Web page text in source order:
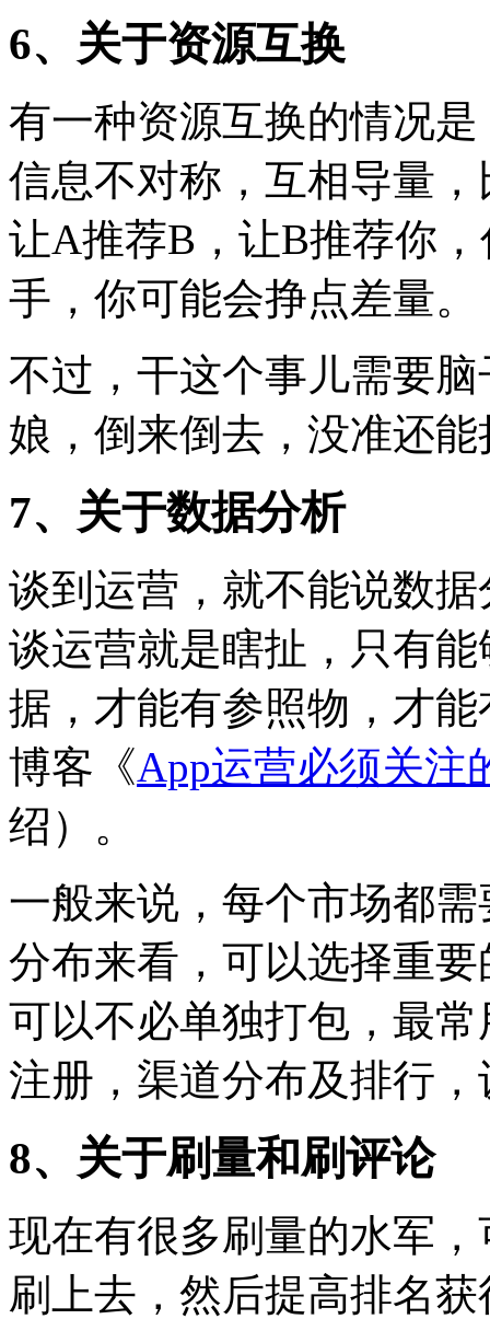
6、关于资源互换
有一种资源互换的情况
信息不对称，互相导量
让A推荐B，让B推荐你
手，你可能会挣点差量。
不过，干这个事儿需要
娘，倒来倒去，没准还
7、关于数据分析
谈到运营，就不能说数
谈运营就是瞎扯，只有
据，才能有参照物，才
博客《App运营必须关注
绍）。
一般来说，每个市场都
分布来看，可以选择重
可以不必单独打包，最
注册，渠道分布及排行
8、关于刷量和刷评论
现在有很多刷量的水军
刷上去，然后提高排名